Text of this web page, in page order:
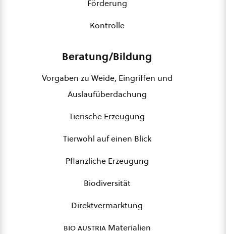
Förderung
Kontrolle
Beratung/Bildung
Vorgaben zu Weide, Eingriffen und
Auslaufüberdachung
Tierische Erzeugung
Tierwohl auf einen Blick
Pflanzliche Erzeugung
Biodiversität
Direktvermarktung
bio austriaMaterialien